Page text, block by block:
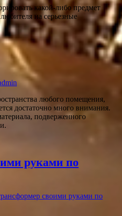
какой-либо предмет
на серьезные
любого помещения,
достаточно много внимания.
подверженного
руками по
своими руками по